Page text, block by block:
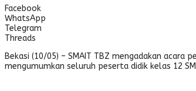
Facebook
WhatsApp
Telegram
Threads
Bekasi (10/05) – SMAIT TBZ mengadakan acara
mengumumkan seluruh peserta didik kelas 12